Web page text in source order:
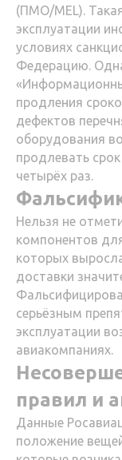
(ПМО/MEL).
эксплуатации
условиях
Федерацию.
продления
дефектов
оборудования
продлевать
четырёх раз.
Нельзя не
компонентов
которых
доставки
серьёзным
эксплуатации
авиакомпаниях.
правил и
Данные
положение